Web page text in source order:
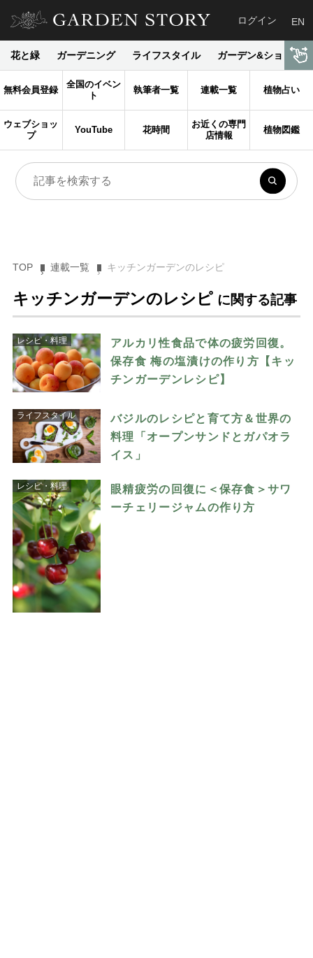
ログイン EN
花と緑 ガーデニング ライフスタイル ガーデン&ショップ
無料会員登録
全国のイベン
ト
執筆者一覧 連載一覧 植物占い
ウェブショッ
プ
YouTube 花時間
お近くの専門
店情報
植物図鑑
TOP 連載一覧 キッチンガーデンのレシピ
キッチンガーデンのレシピ に関する記事
レシピ・料理
アルカリ性食品で体の疲労回復。
保存食 梅の塩漬けの作り方【キッ
チンガーデンレシピ】
ライフスタイル
バジルのレシピと育て方＆世界の
料理「オープンサンドとガパオラ
イス」
レシピ・料理
眼精疲労の回復に＜保存食＞サワ
ーチェリージャムの作り方